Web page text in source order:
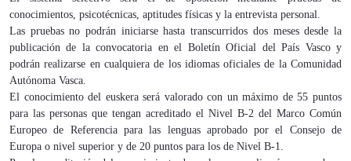
conocimientos, psicotécnicas, aptitudes físicas y la entrevista personal.
Las pruebas no podrán iniciarse hasta transcurridos dos meses desde la
publicación de la convocatoria en el Boletín Oficial del País Vasco y
podrán realizarse en cualquiera de los idiomas oficiales de la Comunidad
Autónoma Vasca.
El conocimiento del euskera será valorado con un máximo de 55 puntos
para las personas que tengan acreditado el Nivel B-2 del Marco Común
Europeo de Referencia para las lenguas aprobado por el Consejo de
Europa o nivel superior y de 20 puntos para los de Nivel B-1.